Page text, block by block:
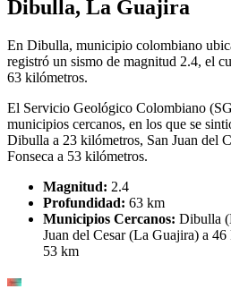
Dibulla, La Guajira
En Dibulla, municipio colombiano
registró un sismo de magnitud 2.4, el
63 kilómetros.
El Servicio Geológico Colombiano
municipios cercanos, en los que se
Dibulla a 23 kilómetros, San Juan del
Fonseca a 53 kilómetros.
Magnitud: 2.4
Profundidad: 63 km
Municipios Cercanos: Dibulla
Juan del Cesar (La Guajira) a
53 km